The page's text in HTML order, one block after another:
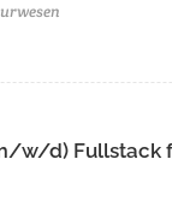
w/d) Fullstack